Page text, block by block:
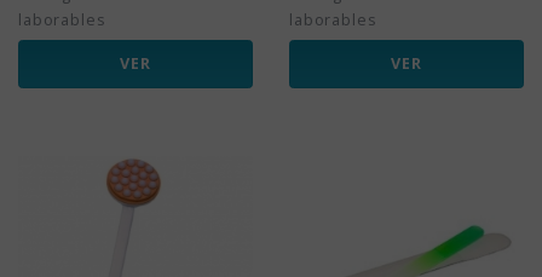
laborables
VER
laborables
VER